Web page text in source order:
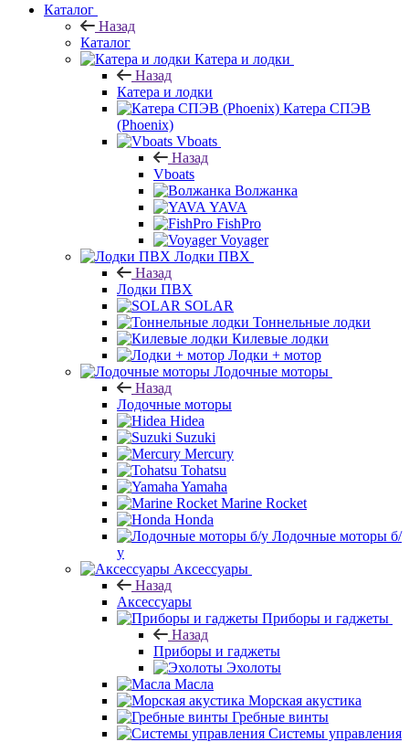
Каталог
Назад
Каталог
Катера и лодки
Назад
Катера и лодки
Катера СПЭВ
(Phoenix)
Vboats
Назад
Vboats
Волжанка
YAVA
FishPro
Voyager
Лодки ПВХ
Назад
Лодки ПВХ
SOLAR
Тоннельные лодки
Килевые лодки
Лодки + мотор
Лодочные моторы
Назад
Лодочные моторы
Hidea
Suzuki
Mercury
Tohatsu
Yamaha
Marine Rocket
Honda
Лодочные моторы б/
у
Аксессуары
Назад
Аксессуары
Приборы и гаджеты
Назад
Приборы и гаджеты
Эхолоты
Масла
Морская акустика
Гребные винты
Системы управления